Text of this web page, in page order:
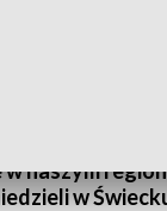
naszym
w